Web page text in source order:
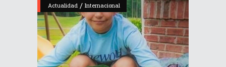
Actualidad / Internacional